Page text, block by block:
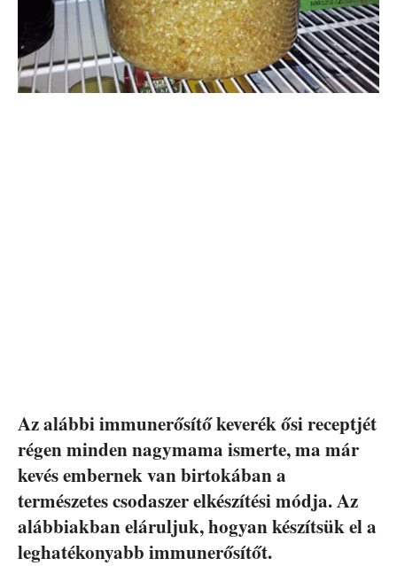
Az alábbi immunerősítő keverék ősi receptjét
régen minden nagymama ismerte, ma már
kevés embernek van birtokában a
természetes csodaszer elkészítési módja. Az
alábbiakban eláruljuk, hogyan készítsük el a
leghatékonyabb immunerősítőt.